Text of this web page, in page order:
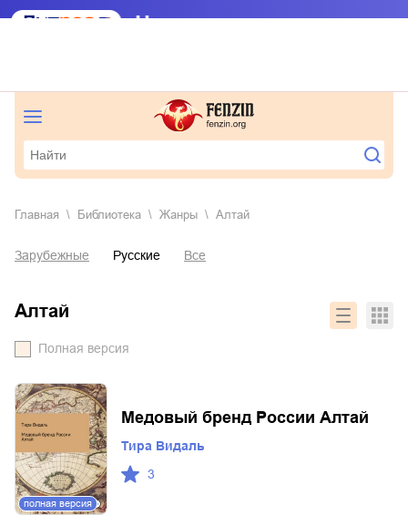
Главная Библиотека Жанры Алтай
Зарубежные Русские Все
Алтай
Полная версия
полная версия
Медовый бренд России Алтай
Тира Видаль
3